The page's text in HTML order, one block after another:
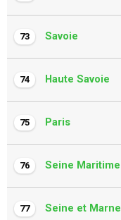
73 Savoie
74 Haute Savoie
75 Paris
76 Seine Maritime
77 Seine et Marne